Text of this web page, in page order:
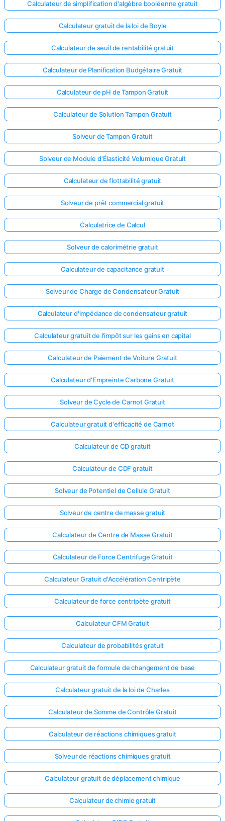
Calculateur de simplification d'algèbre booléenne gratuit
Calculateur gratuit de la loi de Boyle
Calculateur de seuil de rentabilité gratuit
Calculateur de Planification Budgétaire Gratuit
Calculateur de pH de Tampon Gratuit
Calculateur de Solution Tampon Gratuit
Solveur de Tampon Gratuit
Solveur de Module d'Élasticité Volumique Gratuit
Calculateur de flottabilité gratuit
Solveur de prêt commercial gratuit
Calculatrice de Calcul
Solveur de calorimétrie gratuit
Calculateur de capacitance gratuit
Solveur de Charge de Condensateur Gratuit
Calculateur d'impédance de condensateur gratuit
Calculateur gratuit de l'impôt sur les gains en capital
Calculateur de Paiement de Voiture Gratuit
Calculateur d'Empreinte Carbone Gratuit
Solveur de Cycle de Carnot Gratuit
Calculateur gratuit d'efficacité de Carnot
Calculateur de CD gratuit
Calculateur de CDF gratuit
Solveur de Potentiel de Cellule Gratuit
Solveur de centre de masse gratuit
Calculateur de Centre de Masse Gratuit
Calculateur de Force Centrifuge Gratuit
Calculateur Gratuit d'Accélération Centripète
Calculateur de force centripète gratuit
Calculateur CFM Gratuit
Calculateur de probabilités gratuit
Calculateur gratuit de formule de changement de base
Calculateur gratuit de la loi de Charles
Calculateur de Somme de Contrôle Gratuit
Calculateur de réactions chimiques gratuit
Solveur de réactions chimiques gratuit
Calculateur gratuit de déplacement chimique
Calculateur de chimie gratuit